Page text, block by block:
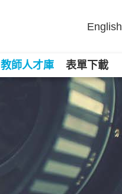
English
教師人才庫 表單下載